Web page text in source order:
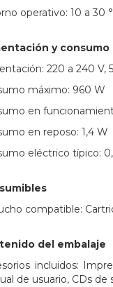
operativo: 10 a 30
y consumo
220 a 240 V,
máximo: 960 W
en
en reposo: 1,4 W
eléctrico típico:
compatible:
del embalaje
incluidos:
de usuario, CDs